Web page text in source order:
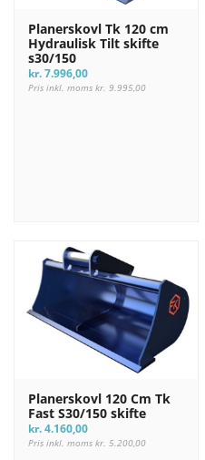
Planerskovl Tk 120 cm
Hydraulisk Tilt skifte
s30/150
kr.7.996,00
Pris inkl. moms kr. 9.995,00
Planerskovl 120 Cm Tk
Fast S30/150 skifte
kr.4.160,00
Pris inkl. moms kr. 5.200,00